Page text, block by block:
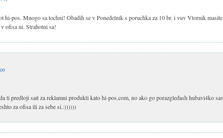
hi-pos. Mnogo sa tochni! Obadih se v Ponedelnik s poruchka za 10 br. i vuv Vtornik masite
ofisa ni. Strahotni sa!
ti predloji sait za reklamni produkti kato hi-pos.com, no ako go porazgledash hubavi4ko sas
za ofisa ili za sebe si.:))))))